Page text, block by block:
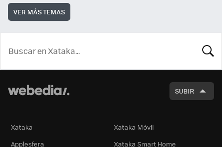
VER MÁS TEMAS
SUBIR
Xataka
Xataka Móvil
Applesfera
Xataka Smart Home